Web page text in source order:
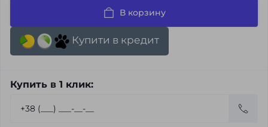
В корзину
Купити в кредит
Купить в 1 клик: